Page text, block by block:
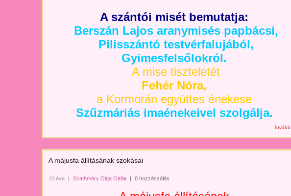
A szántói misét bemutatja:
Berszán Lajos aranymisés papbácsi,
Pilisszántó testvérfalujából,
Gyimesfelsőlokról.
A mise tiszteletét
Fehér Nóra,
a Kormorán együttes énekese
Szűzmáriás imaénekeivel szolgálja.
Tovább
A májusfa állításának szokásai
10 éve | Szathmáry Olga Ottilia | 0 hozzászólás